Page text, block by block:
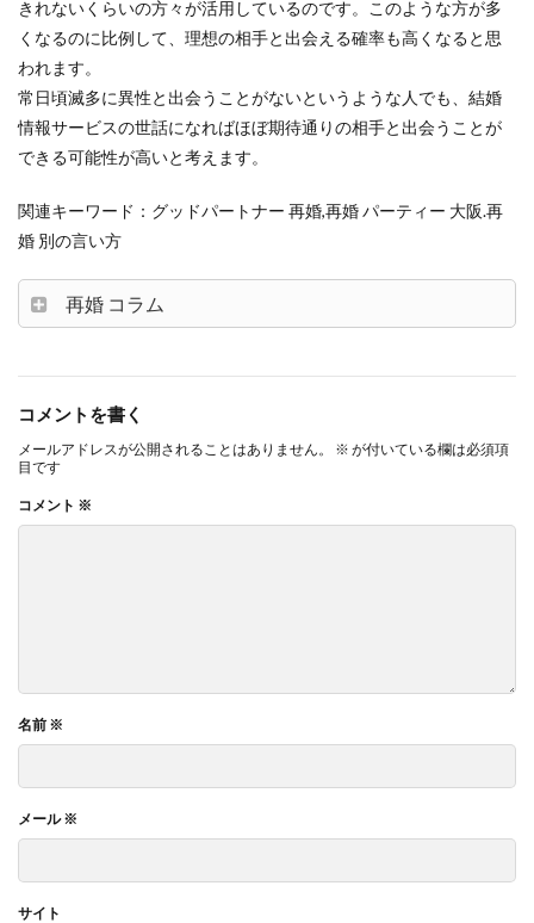
きれないくらいの方々が活用しているのです。このような方が多
くなるのに比例して、理想の相手と出会える確率も高くなると思
われます。
常日頃滅多に異性と出会うことがないというような人でも、結婚
情報サービスの世話になればほぼ期待通りの相手と出会うことが
できる可能性が高いと考えます。
関連キーワード：グッドパートナー 再婚,再婚 パーティー 大阪.再
婚 別の言い方
再婚 コラム
コメントを書く
メールアドレスが公開されることはありません。 ※ が付いている欄は必須項
目です
コメント ※
名前 ※
メール※
サイト